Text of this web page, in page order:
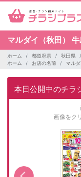
マルダイ（秋田）
ホーム 都道府県 秋田県
ホーム
お店の名前 マルダ
本日公開中のチラ
画像をク